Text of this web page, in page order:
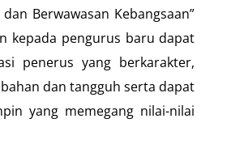
Berwawasan Kebangsaan”
kepada pengurus baru dapat
penerus yang berkarakter,
dan tangguh serta dapat
yang memegang nilai-nilai